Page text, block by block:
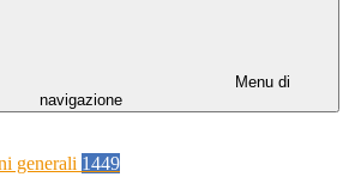
Menu di
navigazione
generali 1449